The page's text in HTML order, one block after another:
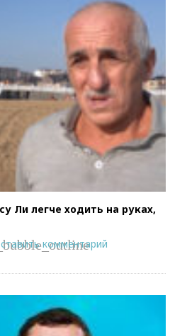
Ли легче ходить на руках,
комментарий